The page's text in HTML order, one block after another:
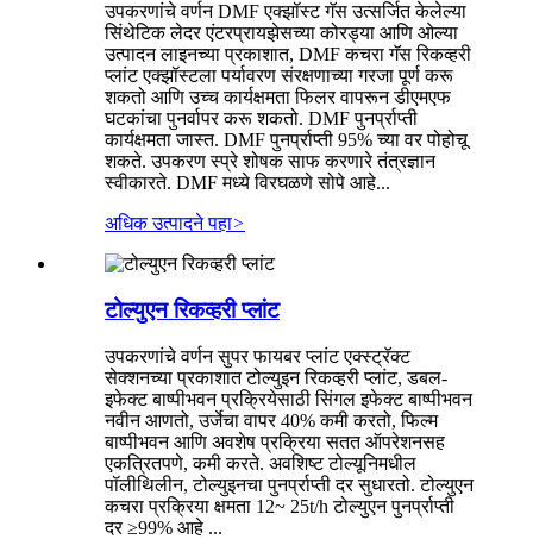
उपकरणांचे वर्णन DMF एक्झॉस्ट गॅस उत्सर्जित केलेल्या
सिंथेटिक लेदर एंटरप्रायझेसच्या कोरड्या आणि ओल्या
उत्पादन लाइनच्या प्रकाशात, DMF कचरा गॅस रिकव्हरी
प्लांट एक्झॉस्टला पर्यावरण संरक्षणाच्या गरजा पूर्ण करू
शकतो आणि उच्च कार्यक्षमता फिलर वापरून डीएमएफ
घटकांचा पुनर्वापर करू शकतो. DMF पुनर्प्राप्ती
कार्यक्षमता जास्त. DMF पुनर्प्राप्ती 95% च्या वर पोहोचू
शकते. उपकरण स्प्रे शोषक साफ करणारे तंत्रज्ञान
स्वीकारते. DMF मध्ये विरघळणे सोपे आहे...
अधिक उत्पादने पहा>
टोल्युएन रिकव्हरी प्लांट
उपकरणांचे वर्णन सुपर फायबर प्लांट एक्स्ट्रॅक्ट
सेक्शनच्या प्रकाशात टोल्युइन रिकव्हरी प्लांट, डबल-
इफेक्ट बाष्पीभवन प्रक्रियेसाठी सिंगल इफेक्ट बाष्पीभवन
नवीन आणतो, उर्जेचा वापर 40% कमी करतो, फिल्म
बाष्पीभवन आणि अवशेष प्रक्रिया सतत ऑपरेशनसह
एकत्रितपणे, कमी करते. अवशिष्ट टोल्यूनिमधील
पॉलीथिलीन, टोल्युइनचा पुनर्प्राप्ती दर सुधारतो. टोल्युएन
कचरा प्रक्रिया क्षमता 12~ 25t/h टोल्युएन पुनर्प्राप्ती
दर ≥99% आहे ...